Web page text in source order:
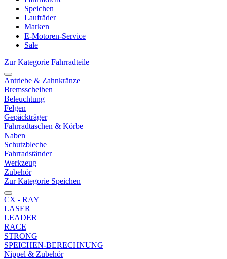
Speichen
Laufräder
Marken
E-Motoren-Service
Sale
Zur Kategorie Fahrradteile
Antriebe & Zahnkränze
Bremsscheiben
Beleuchtung
Felgen
Gepäckträger
Fahrradtaschen & Körbe
Naben
Schutzbleche
Fahrradständer
Werkzeug
Zubehör
Zur Kategorie Speichen
CX - RAY
LASER
LEADER
RACE
STRONG
SPEICHEN-BERECHNUNG
Nippel & Zubehör